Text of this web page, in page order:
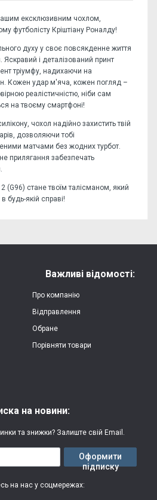
ексклюзивним чохлом,
футболісту Кріштіану Роналду!
духу у своє повсякденне життя
і деталізований принт
тріумфу, надихаючи на
Кожен удар м'яча, кожен погляд –
реалістичністю, ніби сам
на твоєму смартфоні!
чохол надійно захистить твій
дозволяючи тобі
матчами без жодних турбот.
прилягання забезпечать
(G96) стане твоїм талісманом, який
будь-якій справі!
від ударів,
яскрава, чітка
3 місяці
або думку
Важливі відомості:
Про компанію
Відправлення
Обране
Порівняти товари
на новини:
та знижки? Залиште свій Email.
Оформити
підписку
на нас у соцмережах: